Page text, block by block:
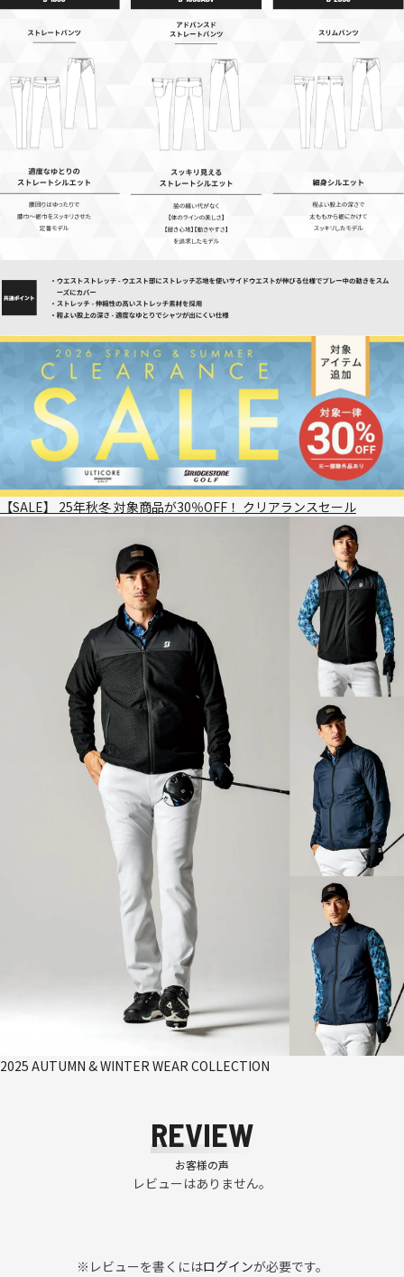
【SALE】 25年秋冬 対象商品が30％OFF！ クリアランスセール
2025 AUTUMN & WINTER WEAR COLLECTION
REVIEW
お客様の声
レビューはありません。
※レビューを書くにはログインが必要です。